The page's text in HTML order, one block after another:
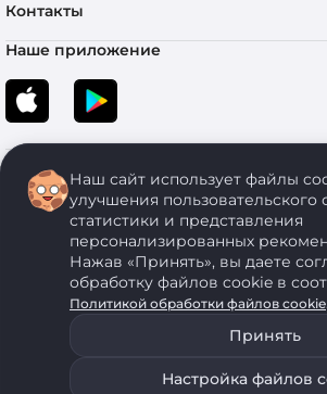
Купить сейчас
Контакты
Наше приложение
Copyright © 2005-2026 ОДО “ЭКОНОМСТРОЙ”.
ОДО "ЭКОНОМСТРОЙ" Юр.адрес: 224011, г. Брест, ул. Чичерина, д. 26
05554, выдано 06 сентября 2005 г. Зарегистрировал Брестский
августа 2005 г. Регистрация интернет-магазина: в Торговом
ОДО "ЭКОНОМСТРОЙ" использует на своем сайте анонимные
файлов cookie. Для запрета использования файлов cookie
Наш сайт использует файлы
улучшения пользовательского
статистики и представления
персонализированных
Нажав «Принять», вы даете
обработку файлов cookie в
Политикой обработки файлов cookie.
Принять
Настройка файлов